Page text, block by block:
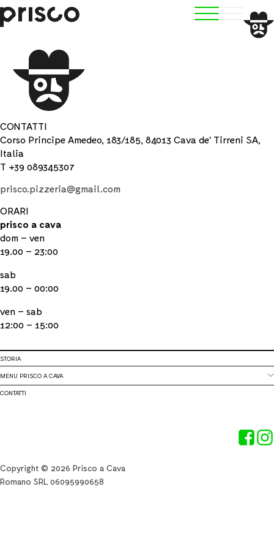
CONTATTI
Corso Principe Amedeo, 183/185, 84013 Cava de' Tirreni SA,
Italia
T +39 089345307
prisco.pizzeria@gmail.com
ORARI
prisco a cava
dom – ven
19.00 – 23:00
sab
19.00 – 00:00
ven – sab
12:00 – 15:00
STORIA
MENU PRISCO A CAVA
CONTATTI
Copyright © 2026 Prisco a Cava
Romano SRL 06095990658